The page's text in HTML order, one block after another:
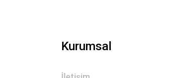
Kurumsal